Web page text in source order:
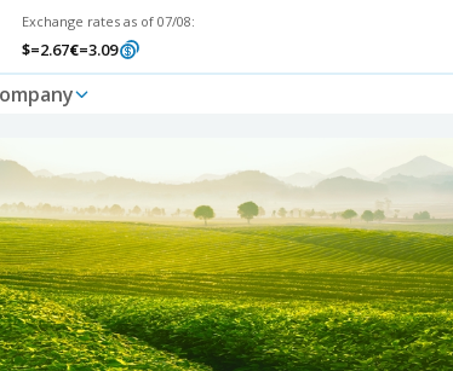
Exchange rates as of 07/08:
$=2.67€=3.09